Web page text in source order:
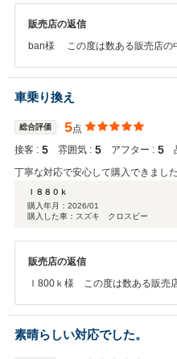
販売店の返信
ban様 この度は数ある販売店の
うございます。新生活でのカー
スタッフ一同心から願っておりま
ぞお立ちよりください。またお
す。
車乗り換え
総合評価 5点
接客 : 5 雰囲気 : 5 アフター : 5
丁寧な対応で安心して購入できました
ｌ８８０ｋ
購入年月： 2026/01
購入した車：スズキ クロスビー
販売店の返信
ｌ800ｋ様 この度は数ある販売
りがとうございます、大変光栄
ので、日常のお手入れなどでご質
にお電話くださいませ。またお
素晴らしい対応でした。